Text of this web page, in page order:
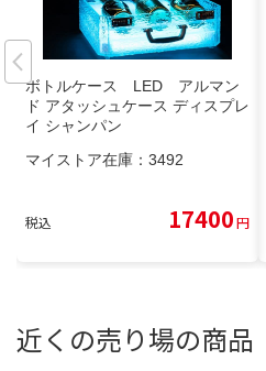
ボトルケース LED アルマン
ド アタッシュケース ディスプレ
イ シャンパン
マイストア在庫： 3492
税込 17400円
近くの売り場の商品